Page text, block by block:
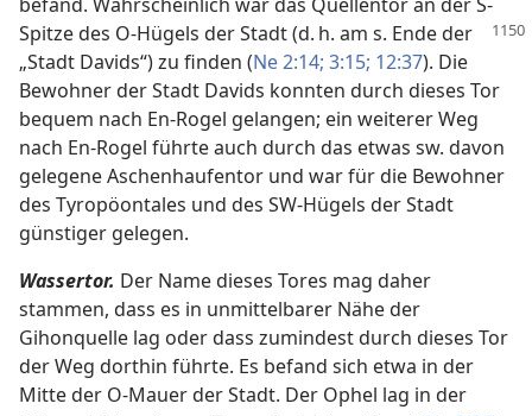
Spitze des O-Hügels der Stadt (d. h. am s. Ende der
„Stadt Davids“) zu finden (Ne 2:14; 3:15; 12:37). Die
Bewohner der Stadt Davids konnten durch dieses Tor
bequem nach En-Rogel gelangen; ein weiterer Weg
nach En-Rogel führte auch durch das etwas sw. davon
gelegene Aschenhaufentor und war für die Bewohner
des Tyropöontales und des SW-Hügels der Stadt
günstiger gelegen.
Wassertor. Der Name dieses Tores mag daher
stammen, dass es in unmittelbarer Nähe der
Gihonquelle lag oder dass zumindest durch dieses Tor
der Weg dorthin führte. Es befand sich etwa in der
Mitte der O-Mauer der Stadt. Der Ophel lag in der